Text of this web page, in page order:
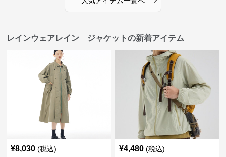
レインウェアレイン ジャケットの新着アイテム
¥8,030 (税込) ¥4,480 (税込)